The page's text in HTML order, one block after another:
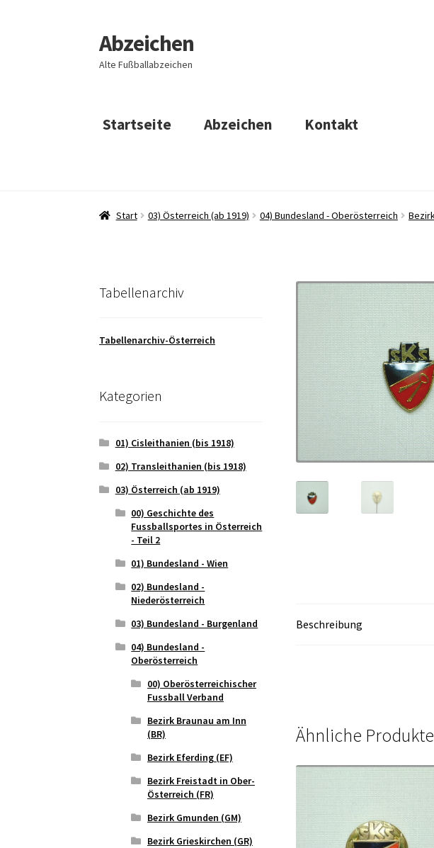
Zur
Navigation
springen
Zum
Inhalt
springen
Abzeichen
Alte Fußballabzeichen
Startseite Abzeichen Kontakt
Start 03) Österreich (ab 1919) 04) Bundesland - Oberösterreich
Beschreibung
Ähnliche Produkte
Tabellenarchiv
Tabellenarchiv-Österreich
Kategorien
01) Cisleithanien (bis 1918)
02) Transleithanien (bis 1918)
03) Österreich (ab 1919)
00) Geschichte des
Fussballsportes in Österreich
- Teil 2
01) Bundesland - Wien
02) Bundesland -
Niederösterreich
03) Bundesland - Burgenland
04) Bundesland -
Oberösterreich
00) Oberösterreichischer
Fussball Verband
Bezirk Braunau am Inn
(BR)
Bezirk Eferding (EF)
Bezirk Freistadt in Ober-
Österreich (FR)
Bezirk Gmunden (GM)
Bezirk Grieskirchen (GR)